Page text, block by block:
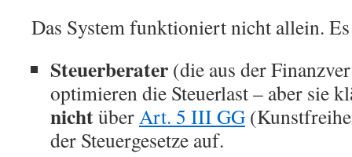
Das System funktioniert nicht allein.
Steuerberater (die aus der
optimieren die Steuerlast – aber sie
nichtüberArt. 5 III GG
der Steuergesetze auf.